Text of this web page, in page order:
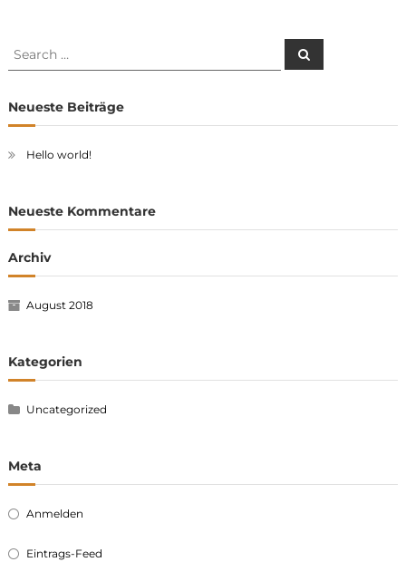
Search
Search
Neueste Beiträge
Hello world!
Neueste Kommentare
Archiv
August 2018
Kategorien
Uncategorized
Meta
Anmelden
Eintrags-Feed